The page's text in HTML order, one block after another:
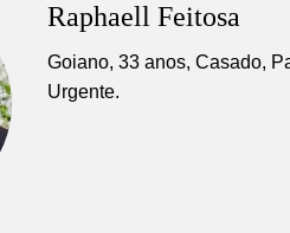
Raphaell Feitosa
Goiano, 33 anos, Casado,
Urgente.